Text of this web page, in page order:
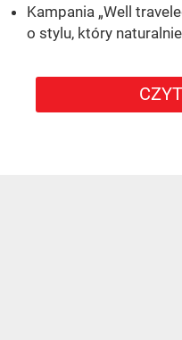
Kampania „Well
o stylu, który